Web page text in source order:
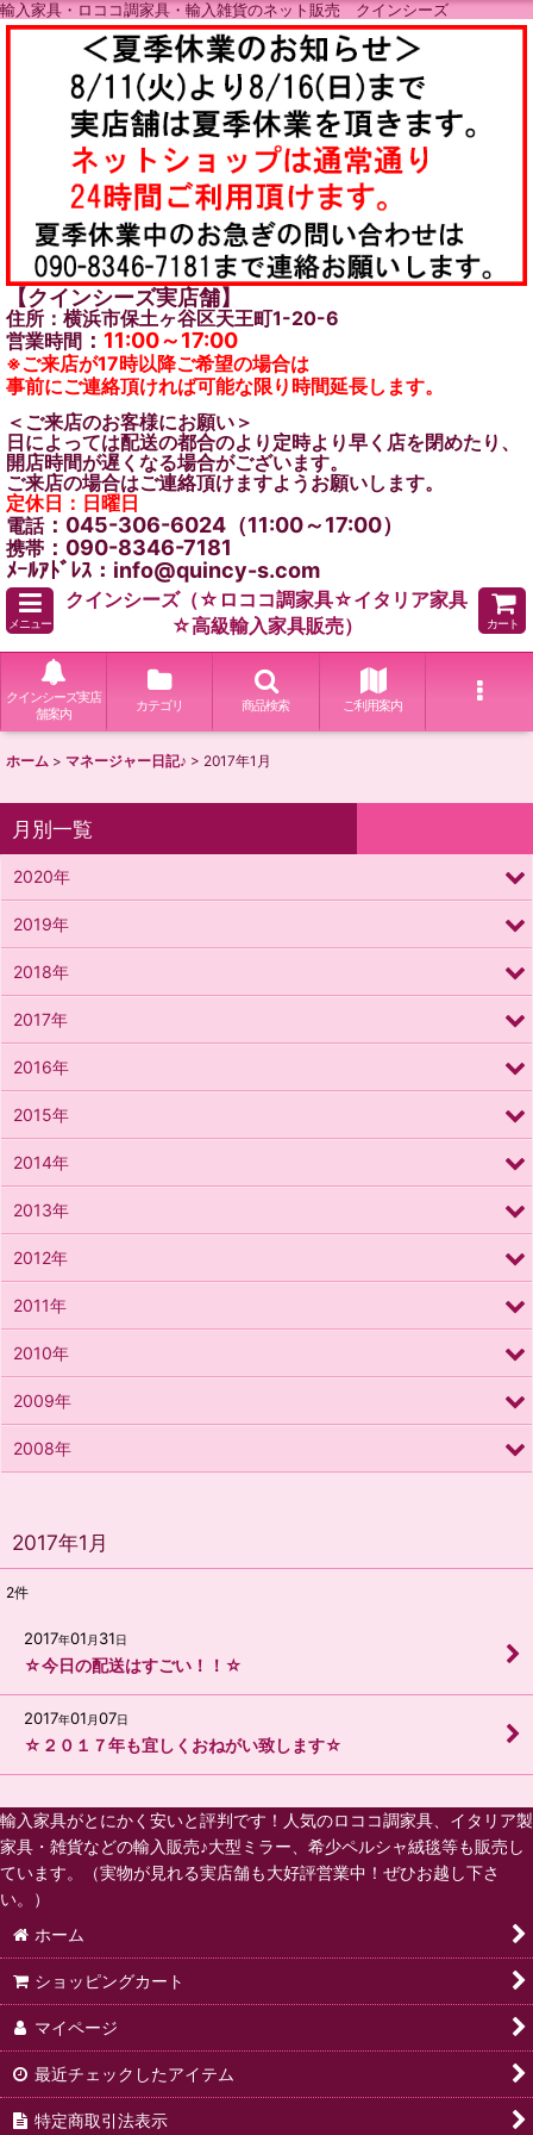
輸入家具・ロココ調家具・輸入雑貨のネット販売 クインシーズ
【クインシーズ実店舗】
住所：横浜市保土ヶ谷区天王町1-20-6
営業時間 ： 11:00～17:00
※ご来店が17時以降ご希望の場合は
事前にご連絡頂ければ可能な限り時間延長します。
＜ご来店のお客様にお願い＞
日によっては配送の都合のより定時より早く店を閉めたり、
開店時間が遅くなる場合がございます。
ご来店の場合はご連絡頂けますようお願いします。
定休日：日曜日
電話：045-306-6024（11:00～17:00）
携帯 ：090-8346-7181
ﾒｰﾙｱﾄﾞﾚｽ：info@quincy-s.com
メニュー
クインシーズ（☆ロココ調家具☆イタリア家具
☆高級輸入家具販売）
カート
クインシーズ実店
舗案内
カテゴリ 商品検索 ご利用案内
ホーム > マネージャー日記♪ > 2017年1月
2017年1月
2件
2017年01 月 31日
☆今日の配送はすごい！！☆
2017年01 月07日
☆２０１７年も宜しくおねがい致します☆
月別一覧
2020年
2019年
2018年
2017年
2016年
2015年
2014年
2013年
2012年
2011年
2010年
2009年
2008年
輸入家具がとにかく安いと評判です！人気のロココ調家具、イタリア製
家具・雑貨などの輸入販売♪大型ミラー、希少ペルシャ絨毯等も販売し
ています。（実物が見れる実店舗も大好評営業中！ぜひお越し下さ
い。）
ホーム
ショッピングカート
マイページ
最近チェックしたアイテム
特定商取引法表示